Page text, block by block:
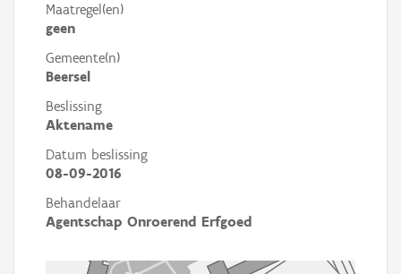
Maatregel(en)
geen
Gemeente(n)
Beersel
Beslissing
Aktename
Datum beslissing
08-09-2016
Behandelaar
Agentschap Onroerend Erfgoed